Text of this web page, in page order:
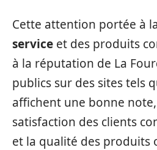
Cette attention portée à
service et des produits
à la réputation de La
publics sur des sites tels
affichent une bonne
satisfaction des clients
et la qualité des produits